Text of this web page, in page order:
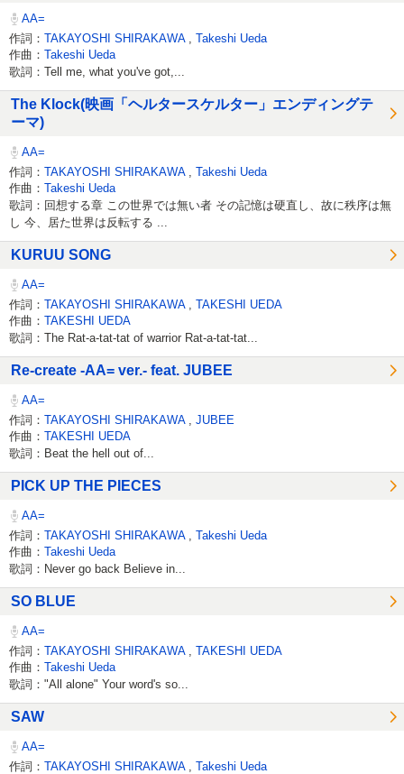
AA=
作詞： TAKAYOSHI SHIRAKAWA
Takeshi Ueda
作曲： Takeshi Ueda
歌詞：Tell me, what you've got,...
The Klock(映画「ヘルタースケルター」エンディングテ
ーマ)
AA=
作詞： TAKAYOSHI SHIRAKAWA
Takeshi Ueda
作曲： Takeshi Ueda
歌詞：回想する章 この世界では無い者 その記憶は硬直し、故に秩序は無
し 今、居た世界は反転する ...
KURUU SONG
AA=
作詞： TAKAYOSHI SHIRAKAWA
TAKESHI UEDA
作曲： TAKESHI UEDA
歌詞：The Rat-a-tat-tat of warrior Rat-a-tat-tat...
Re-create -AA= ver.- feat. JUBEE
AA=
作詞： TAKAYOSHI SHIRAKAWA
JUBEE
作曲： TAKESHI UEDA
歌詞：Beat the hell out of...
PICK UP THE PIECES
AA=
作詞： TAKAYOSHI SHIRAKAWA
Takeshi Ueda
作曲： Takeshi Ueda
歌詞：Never go back Believe in...
SO BLUE
AA=
作詞： TAKAYOSHI SHIRAKAWA
TAKESHI UEDA
作曲： Takeshi Ueda
歌詞："All alone" Your word's so...
SAW
AA=
作詞： TAKAYOSHI SHIRAKAWA
Takeshi Ueda